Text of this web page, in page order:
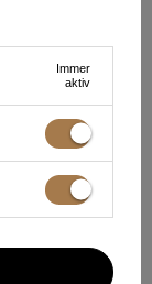
Immer
aktiv